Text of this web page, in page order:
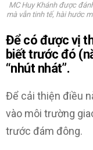
MC Huy Khánh được
mà vẫn tinh tế, hài hước
Để có được vị
biết trước đó
“nhút nhát”.
Để cải thiện điều
vào môi trường
trước đám đông.